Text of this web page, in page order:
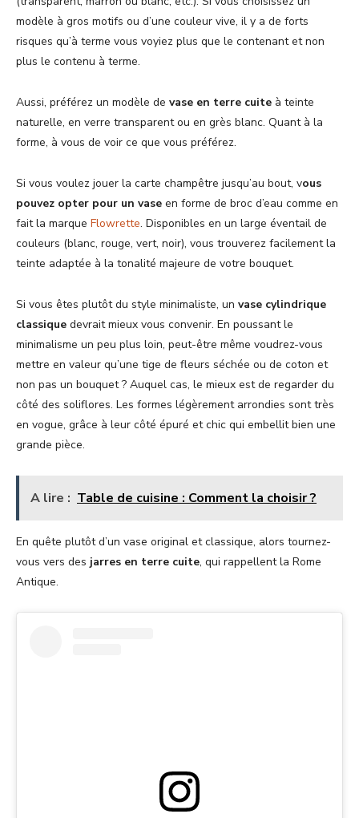
modèle à gros motifs ou d’une couleur vive, il y a de forts
risques qu’à terme vous voyiez plus que le contenant et non
plus le contenu à terme.
Aussi, préférez un modèle de vase en terre cuite à teinte
naturelle, en verre transparent ou en grès blanc. Quant à la
forme, à vous de voir ce que vous préférez.
Si vous voulez jouer la carte champêtre jusqu’au bout, vous
pouvez opter pour un vase en forme de broc d’eau comme en
fait la marque Flowrette. Disponibles en un large éventail de
couleurs (blanc, rouge, vert, noir), vous trouverez facilement la
teinte adaptée à la tonalité majeure de votre bouquet.
Si vous êtes plutôt du style minimaliste, un vase cylindrique
classique devrait mieux vous convenir. En poussant le
minimalisme un peu plus loin, peut-être même voudrez-vous
mettre en valeur qu’une tige de fleurs séchée ou de coton et
non pas un bouquet ? Auquel cas, le mieux est de regarder du
côté des soliflores. Les formes légèrement arrondies sont très
en vogue, grâce à leur côté épuré et chic qui embellit bien une
grande pièce.
A lire : Table de cuisine : Comment la choisir ?
En quête plutôt d’un vase original et classique, alors tournez-
vous vers des jarres en terre cuite, qui rappellent la Rome
Antique.